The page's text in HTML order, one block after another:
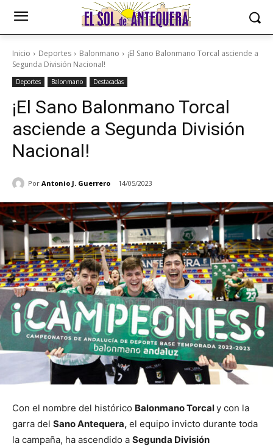
Inicio Deportes Balonmano
¡El Sano Balonmano Torcal asciende a
Segunda División Nacional!
Deportes Balonmano Destacadas
¡El Sano Balonmano Torcal
asciende a Segunda División
Nacional!
Por Antonio J. Guerrero 14/05/2023
Con el nombre del histórico Balonmano Torcaly con la
garra del Sano Antequera, el equipo invicto durante toda
la campaña, ha ascendido a Segunda División